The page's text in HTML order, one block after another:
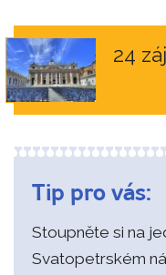
24
Tip pro vás:
Stoupněte si na
Svatopetrském